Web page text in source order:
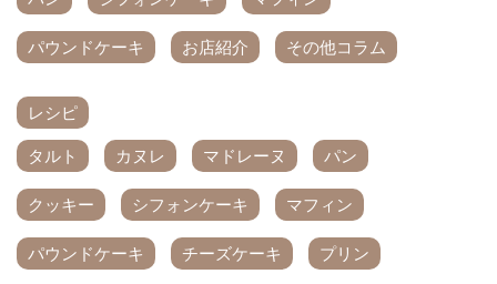
パウンドケーキ お店紹介 その他コラム
レシピ
タルト カヌレ マドレーヌ パン
クッキー シフォンケーキ マフィン
パウンドケーキ チーズケーキ プリン